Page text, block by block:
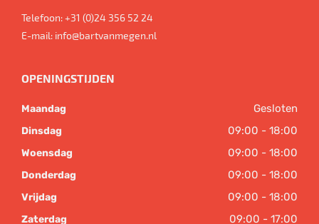
Telefoon:+31 (0)24 356 52 24
E-mail: info@bartvanmegen.nl
OPENINGSTIJDEN
Maandag Gesloten
Dinsdag 09:00 - 18:00
Woensdag 09:00 - 18:00
Donderdag 09:00 - 18:00
Vrijdag 09:00 - 18:00
Zaterdag 09:00 - 17:00